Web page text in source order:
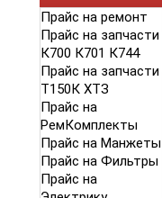
Прайс на ремонт
Прайс на запчасти
К700 К701 К744
Прайс на запчасти
Т150К ХТЗ
Прайс на
РемКомплекты
Прайс на Манжеты
Прайс на Фильтры
Прайс на